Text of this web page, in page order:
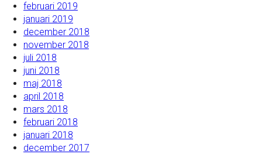
februari 2019
januari 2019
december 2018
november 2018
juli 2018
juni 2018
maj 2018
april 2018
mars 2018
februari 2018
januari 2018
december 2017